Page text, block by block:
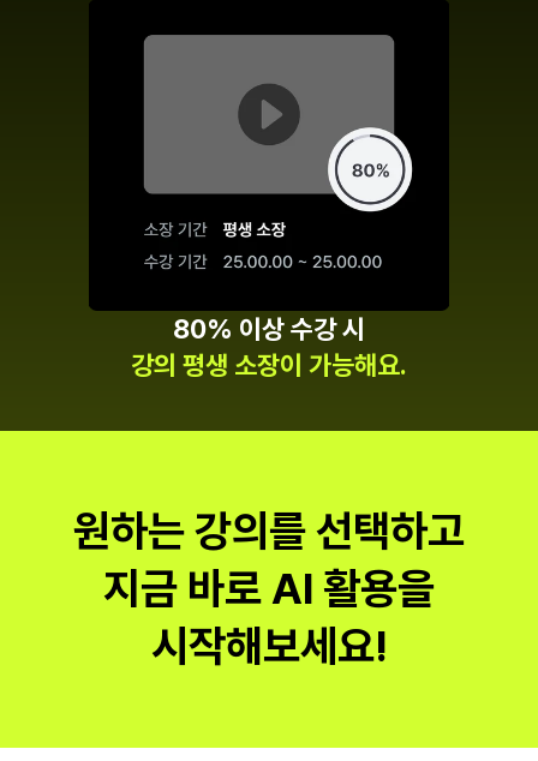
80% 이상 수강 시
강의 평생 소장이 가능해요.
원하는 강의를 선택하고
지금 바로 AI 활용을
시작해보세요!